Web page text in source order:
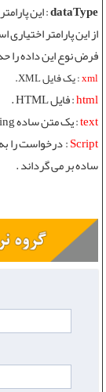
dataType: این
فرض نوع این داده را
xml: یک فایل XML.
html: فایل HTML .
text: یک متن ساده String .
Script: درخواست را
ساده بر می گرداند .